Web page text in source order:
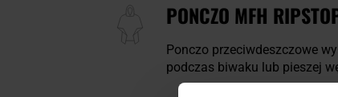
PONCZO MFH
Ponczo przeciwdeszczowe
podczas biwaku lub pieszej